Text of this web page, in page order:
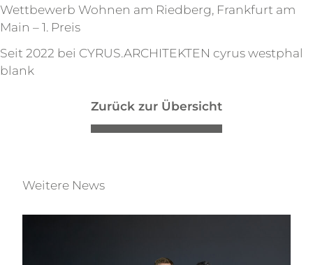
Wettbewerb Wohnen am Riedberg, Frankfurt am
Main – 1. Preis
Seit 2022 bei CYRUS.ARCHITEKTEN cyrus westphal
blank
Zurück zur Übersicht
Weitere News